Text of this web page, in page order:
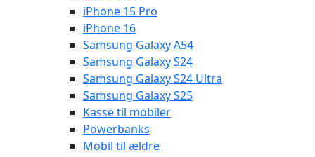
iPhone 15 Pro
iPhone 16
Samsung Galaxy A54
Samsung Galaxy S24
Samsung Galaxy S24 Ultra
Samsung Galaxy S25
Kasse til mobiler
Powerbanks
Mobil til ældre